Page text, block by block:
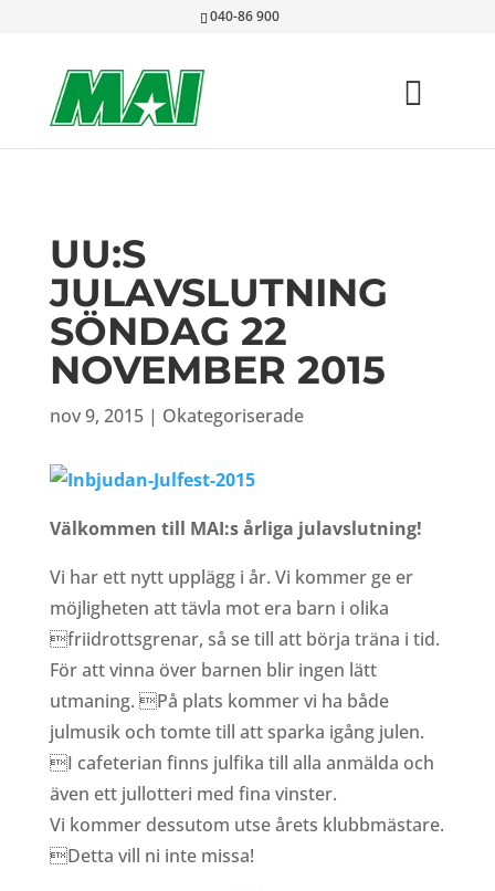
040-86 900
UU:S
JULAVSLUTNING
SÖNDAG 22
NOVEMBER 2015
nov 9, 2015| Okategoriserade
Välkommen till MAI:s årliga julavslutning!
Vi har ett nytt upplägg i år. Vi kommer ge er
möjligheten att tävla mot era barn i olika
friidrottsgrenar, så se till att börja träna i tid.
För att vinna över barnen blir ingen lätt
utmaning. På plats kommer vi ha både
julmusik och tomte till att sparka igång julen.
I cafeterian finns julfika till alla anmälda och
även ett jullotteri med fina vinster.
Vi kommer dessutom utse årets klubbmästare.
Detta vill ni inte missa!